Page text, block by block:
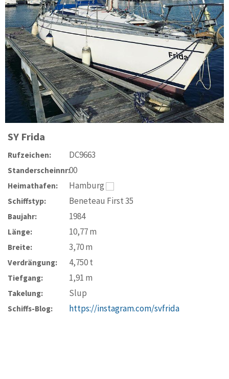
SY Frida
Rufzeichen: DC9663
Standerscheinnr:00
Heimathafen: Hamburg
Schiffstyp: Beneteau First 35
Baujahr: 1984
Länge: 10,77m
Breite: 3,70m
Verdrängung: 4,750t
Tiefgang: 1,91 m
Takelung: Slup
Schiffs-Blog: https://instagram.com/svfrida